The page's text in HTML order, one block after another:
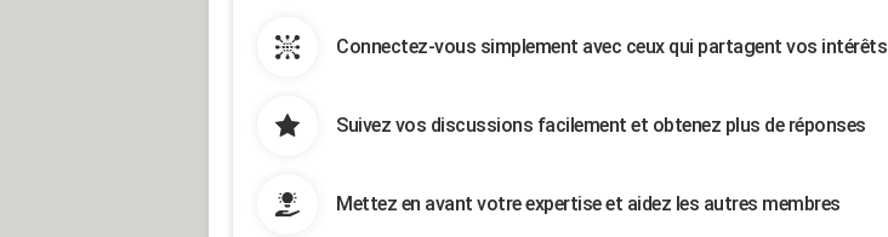
Connectez-vous simplement avec ceux qui partagent vos intérêts
Suivez vos discussions facilement et obtenez plus de réponses
Mettez en avant votre expertise et aidez les autres membres